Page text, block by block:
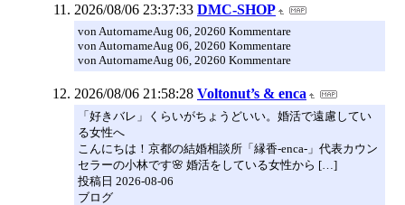
2026/08/06 23:37:33 DMC-SHOP
von AutornameAug 06, 20260 Kommentare
von AutornameAug 06, 20260 Kommentare
von AutornameAug 06, 20260 Kommentare
2026/08/06 21:58:28 Voltonut’s & enca
「好きバレ」くらいがちょうどいい。婚活で遠慮してい
る女性へ
こんにちは！京都の結婚相談所「縁香-enca-」代表カウン
セラーの小林です🌸 婚活をしている女性から […]
投稿日 2026-08-06
ブログ